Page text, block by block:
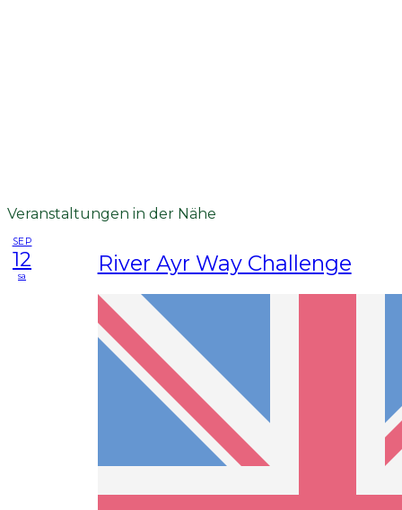
Veranstaltungen in der Nähe
SEP
12
sa River Ayr Way Challenge